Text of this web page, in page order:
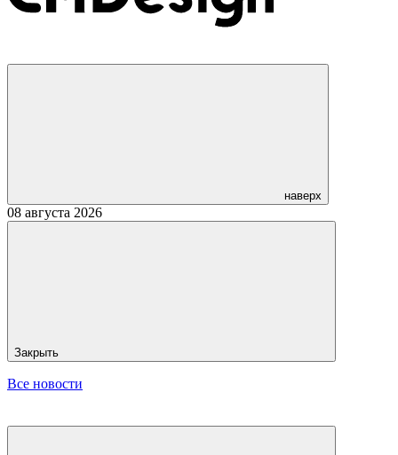
наверх
08 августа 2026
Закрыть
Все новости